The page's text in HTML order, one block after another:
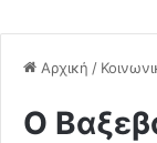
Αρχική /
Ο